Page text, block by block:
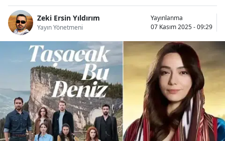
Bolu
Burdur
Bursa
Çanakkale
Çankırı
Çorum
Denizli
Zeki Ersin Yıldırım
Yayın Yönetmeni
Yayınlanma
07 Kasım 2025 - 09:29